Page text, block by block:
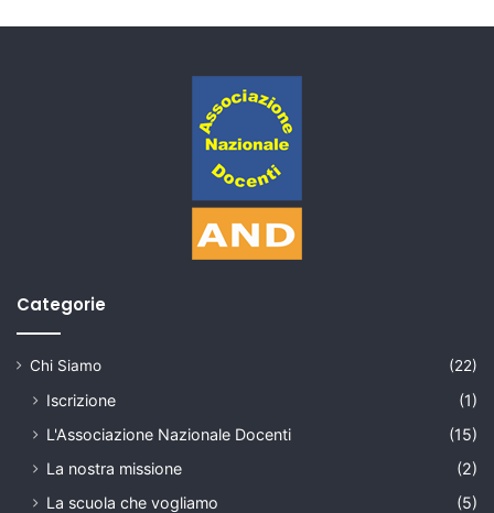
Categorie
Chi Siamo (22)
Iscrizione
(1)
L'Associazione Nazionale Docenti
(15)
La nostra missione
(2)
La scuola che vogliamo
(5)